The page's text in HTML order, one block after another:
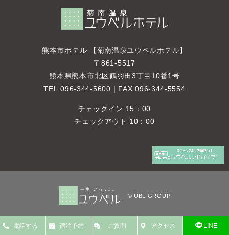
熊本市ホテル 【菊南温泉ユウベルホテル】
〒861-5517
熊本県熊本市北区鶴羽田3丁目10番1号
TEL.096-344-5600 ｜FAX.096-344-5554
チェックイン 15：00
チェックアウト 10：00
© UBL GROUP
電話する 宿泊予約 ご質問 アクセス LINE